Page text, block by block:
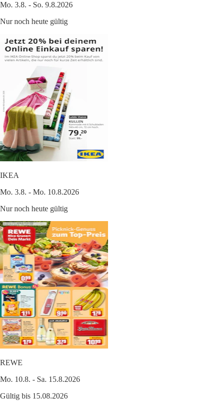
Mo. 3.8. - So. 9.8.2026
Nur noch heute gültig
IKEA
Mo. 3.8. - Mo. 10.8.2026
Nur noch heute gültig
REWE
Mo. 10.8. - Sa. 15.8.2026
Gültig bis 15.08.2026